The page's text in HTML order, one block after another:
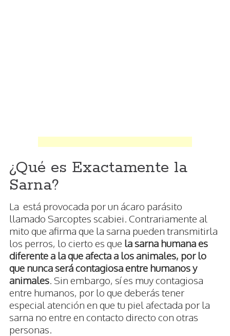
¿Qué es Exactamente la
Sarna?
La está provocada por un ácaro parásito
llamado Sarcoptes scabiei. Contrariamente al
mito que afirma que la sarna pueden transmitirla
los perros, lo cierto es que la sarna humana es
diferente a la que afecta a los animales, por lo
que nunca será contagiosa entre humanos y
animales. Sin embargo, sí es muy contagiosa
entre humanos, por lo que deberás tener
especial atención en que tu piel afectada por la
sarna no entre en contacto directo con otras
personas.